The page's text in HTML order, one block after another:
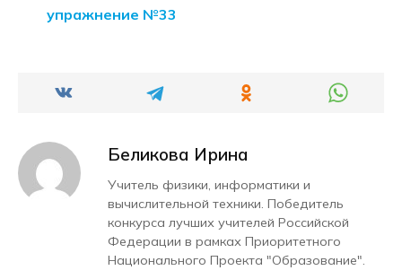
упражнение №33
Беликова Ирина
Учитель физики, информатики и
вычислительной техники. Победитель
конкурса лучших учителей Российской
Федерации в рамках Приоритетного
Национального Проекта "Образование".